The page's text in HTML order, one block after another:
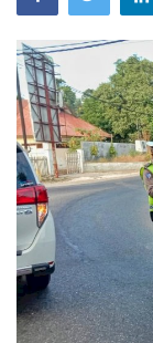
Mitra Polisi
Giat Ops
Link Polda NTT